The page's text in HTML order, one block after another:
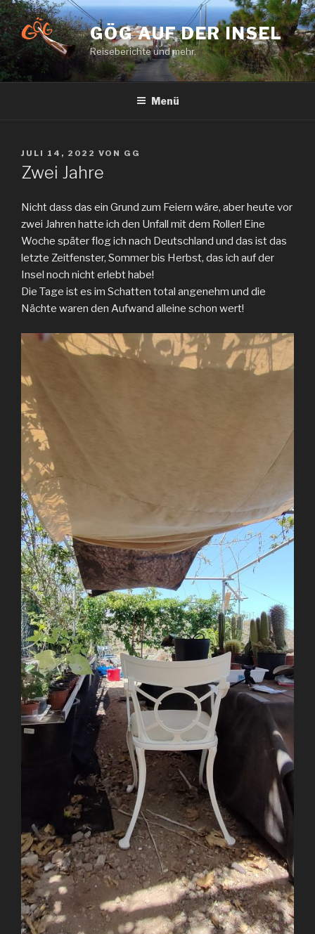
Zum
Inhalt
springen
GÖG AUF DER INSEL
Reiseberichte und mehr.
Menü
VERÖFFENTLICHT
AM
JULI 14, 2022 VON GG
Zwei Jahre
Nicht dass das ein Grund zum Feiern wäre, aber heute vor
zwei Jahren hatte ich den Unfall mit dem Roller! Eine
Woche später flog ich nach Deutschland und das ist das
letzte Zeitfenster, Sommer bis Herbst, das ich auf der
Insel noch nicht erlebt habe!
Die Tage ist es im Schatten total angenehm und die
Nächte waren den Aufwand alleine schon wert!